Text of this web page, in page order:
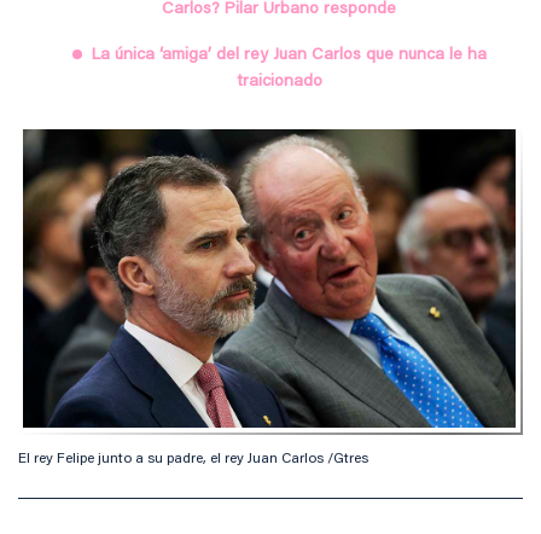
Carlos? Pilar Urbano responde
La única ‘amiga’ del rey Juan Carlos que nunca le ha
traicionado
El rey Felipe junto a su padre, el rey Juan Carlos /Gtres